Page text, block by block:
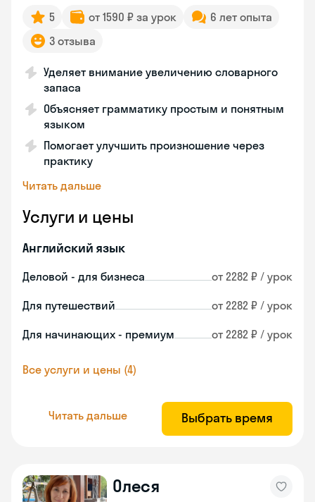
5 от 1590 ₽ за урок
6 лет опыта
3 отзыва
Уделяет внимание увеличению словарного
запаса
Объясняет грамматику простым и понятным
языком
Помогает улучшить произношение через
практику
Читать дальше
Услуги и цены
Английский язык
Деловой - для бизнеса от 2282 ₽ / урок
Для путешествий от 2282 ₽ / урок
Для начинающих - премиум от 2282 ₽ / урок
Все услуги и цены (4)
Читать дальше Выбрать время
Олеся